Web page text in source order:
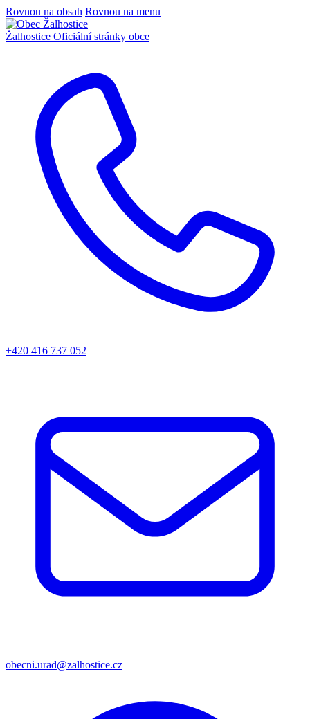
Rovnou na obsah Rovnou na menu
Žalhostice Oficiální stránky obce
+420 416 737 052
obecni.urad@zalhostice.cz